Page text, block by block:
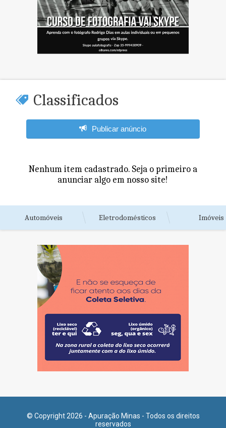
Classificados
Publicar anúncio
Nenhum item cadastrado. Seja o primeiro a
anunciar algo em nosso site!
Automóveis Eletrodomésticos Imóveis
© Copyright 2026 - Apuração Minas - Todos os direitos
reservados